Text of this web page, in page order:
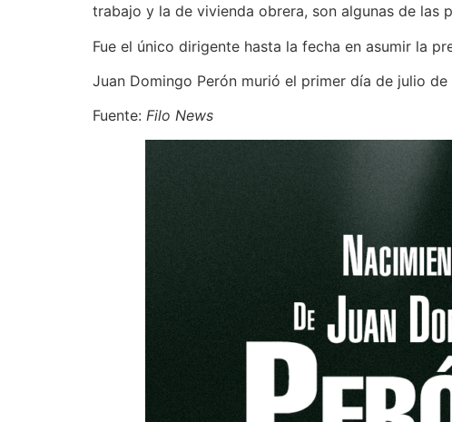
trabajo y la de vivienda obrera, son algunas de las
Fue el único dirigente hasta la fecha en asumir la
Juan Domingo Perón murió el primer día de julio de
Fuente: Filo News